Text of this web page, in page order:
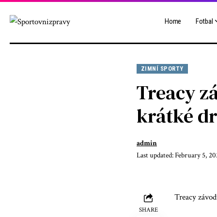
Home Fotbal
ZIMNÍ SPORTY
Treacy
krátké
Last updated: February 5,
admin
SHARE
Treacy